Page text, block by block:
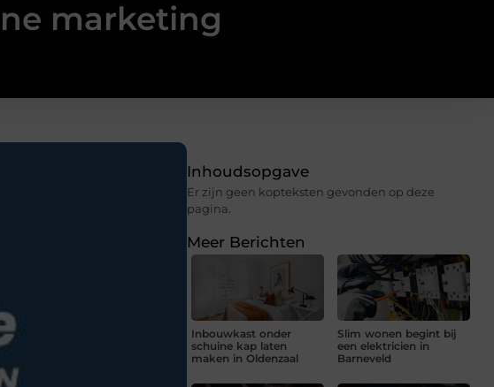
marketing
Inhoudsopgave
Er zijn geen kopteksten gevonden op deze
pagina.
Meer Berichten
Inbouwkast onder
schuine kap laten
maken in Oldenzaal
Slim wonen begint bij
een elektricien in
Barneveld